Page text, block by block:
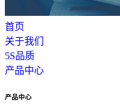
首页
关于我们
5S品质
产品中心
产品中心